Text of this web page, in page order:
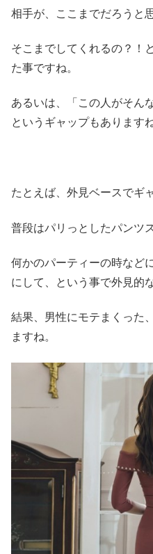
相手が、ここまでだろうと
そこまでしてくれるの？！
た事ですね。
あるいは、「この人がそん
というギャップもありますね
たとえば、外見ベースでギ
普段はパリっとしたパンツ
何かのパーティーの時など
にして、という事で外見的
結果、男性にモテまくった
ますね。